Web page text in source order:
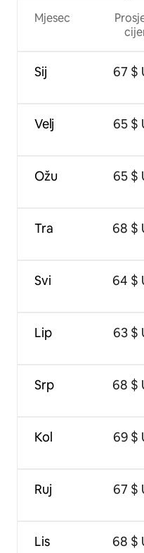
Mjesec
Sij
Velj
Ožu
Tra
Svi
Lip
Srp
Kol
Ruj
Lis
67 $
65 $
65 $
68 $
64 $
63 $
68 $
69 $
67 $
68 $